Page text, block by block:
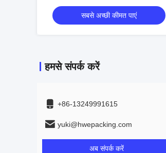
कर सकता है
सबसे अच्छी कीमत पाएं
हमसे संपर्क करें
+86-13249991615
yuki@hwepacking.com
अब संपर्क करें